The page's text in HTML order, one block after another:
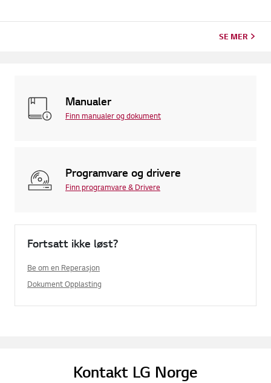
SE MER
Manualer
Finn manualer og dokument
Programvare og drivere
Finn programvare & Drivere
Fortsatt ikke løst?
Be om en Reperasjon
Dokument Opplasting
Kontakt LG Norge